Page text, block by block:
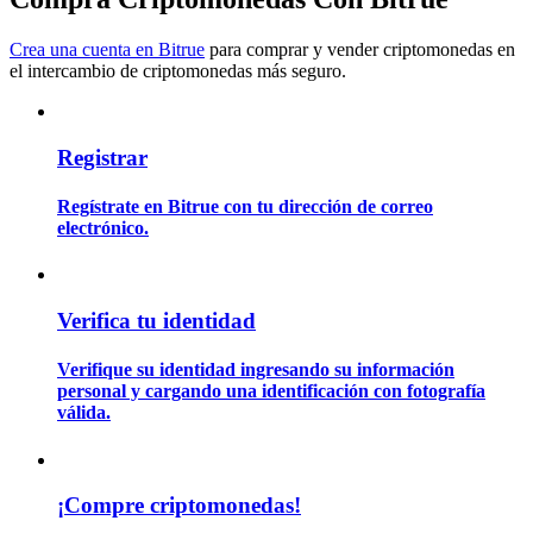
Guía
Aprenda cómo mantenerse rentable
Crea una cuenta en Bitrue para comprar y vender criptomonedas en
el intercambio de criptomonedas más seguro.
Registrar
Regístrate en Bitrue con tu dirección de correo
electrónico.
Verifica tu identidad
Verifique su identidad ingresando su información
personal y cargando una identificación con fotografía
válida.
¡Compre criptomonedas!